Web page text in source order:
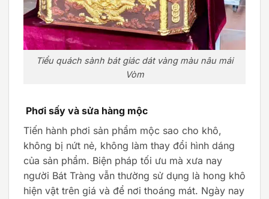
Tiểu quách sành bát giác dát vàng màu nâu mái
Vòm
Phơi sấy và sửa hàng mộc
Tiến hành phơi sản phẩm mộc sao cho khô,
không bị nứt nẻ, không làm thay đổi hình dáng
của sản phẩm. Biện pháp tối ưu mà xưa nay
người Bát Tràng vẫn thường sử dụng là hong khô
hiện vật trên giá và để nơi thoáng mát. Ngày nay